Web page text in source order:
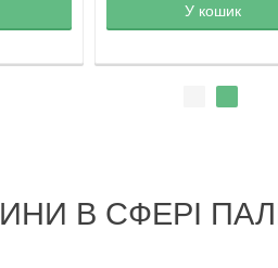
Товар в корзине
У кошик
В СФЕРІ